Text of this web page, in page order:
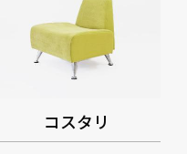
コスタリ